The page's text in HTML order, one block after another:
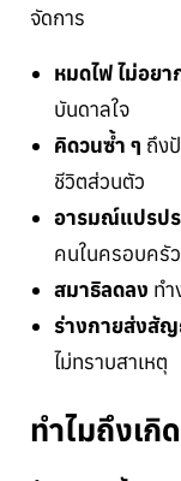
จัดการ
หมดไฟ ไม่อยา
บันดาลใจ
คิดวนซ้ำ ๆ ถึง
ชีวิตส่วนตัว
อารมณ์แปรป
คนในครอบครัว
สมาธิลดลง ท
ร่างกายส่งสั
ไม่ทราบสาเหตุ
ทำไมถึงเกิ